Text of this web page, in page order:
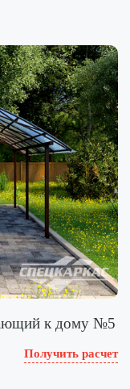
к дому №5
Получить расчет